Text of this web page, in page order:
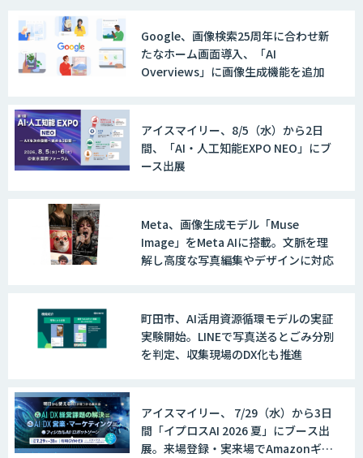
Google、画像検索25周年に合わせ新
たなホーム画面導入、「AI
Overviews」に画像生成機能を追加
アイスマイリー、8/5（水）から2日
間、「AI・人工知能EXPO NEO」にブ
ース出展
Meta、画像生成モデル「Muse
Image」をMeta AIに搭載。文脈を理
解し高度な写真編集やデザインに対応
町田市、AI活用資源循環モデルの実証
実験開始。LINEで写真送るとごみ分別
を判定、収集現場のDX化も推進
アイスマイリー、 7/29（水）から3日
間「イプロスAI 2026 夏」にブース出
展。来場登録・実来場でAmazonギフ